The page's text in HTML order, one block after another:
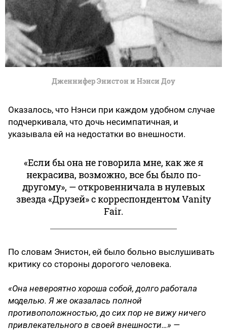
Дженнифер Энистон и Нэнси Доу
Оказалось, что Нэнси при каждом удобном случае
подчеркивала, что дочь несимпатичная, и
указывала ей на недостатки во внешности.
«Если бы она не говорила мне, как же я
некрасива, возможно, все бы было по-
другому», — откровенничала в нулевых
звезда «Друзей» с корреспондентом Vanity
Fair.
По словам Энистон, ей было больно выслушивать
критику со стороны дорогого человека.
«Она невероятно хороша собой, долго работала
моделью. Я же оказалась полной
противоположностью, до сих пор не вижу ничего
привлекательного в своей внешности…» —